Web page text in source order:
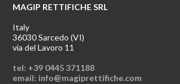
MAGIP RETTIFICHE SRL
Italy
36030 Sarcedo (VI)
via del Lavoro 11
tel: +39 0445 371188
email: info@magiprettifiche.com